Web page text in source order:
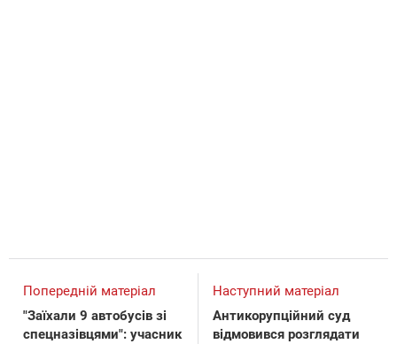
Попередній матеріал
"Заїхали 9 автобусів зі
спецназівцями": учасник
Наступний матеріал
Антикорупційний суд
відмовився розглядати